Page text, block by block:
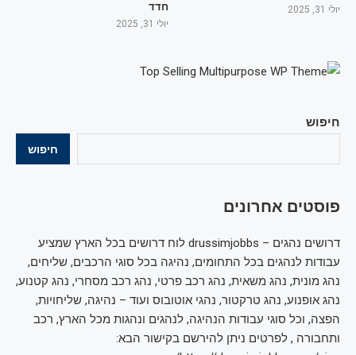
חיפוש
חיפוש
פוסטים אחרונים
דרושים נהגים – drussimjobbs לוח דרושים בכל הארץ שמציע
עבודות לנהגים בכל התחומים, נהיגה בכל סוגי הרכבים, שליחים,
נהג מונית, נהג משאית, נהג רכב פרטי, נהג רכב מסחרי, נהג קטנוע,
נהג אופנוע, נהג טרקטור, נהגי אוטובוס ועוד – נהיגה, שליחויות,
הפצה, וכל סוגי עבודות הנהיגה, לנהגים ונהגות מכל הארץ, רכב
ותחבורה , לפרטים ניתן להירשם בקישור הבא:
יולי 31, 2025
חדד
יולי 31, 2025